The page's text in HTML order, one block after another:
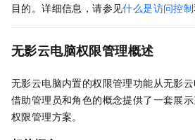
目的。详细信息，请参见什么是访问控制
无影云电脑权限管理概述
无影云电脑内置的权限管理功能从无影
借助管理员和角色的概念提供了一套展
权限管理方案。